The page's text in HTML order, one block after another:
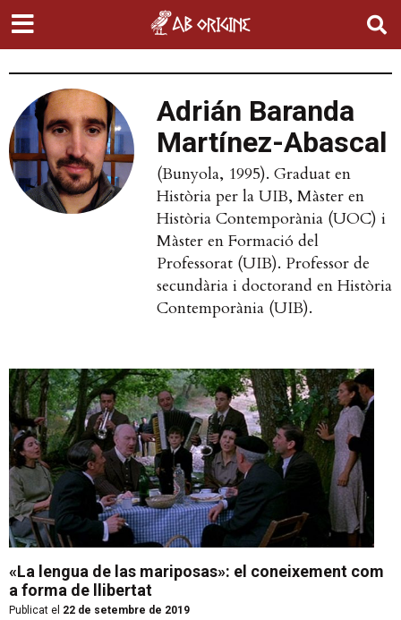
Adrián Baranda
Martínez-Abascal
(Bunyola, 1995). Graduat en
Història per la UIB, Màster en
Història Contemporània (UOC) i
Màster en Formació del
Professorat (UIB). Professor de
secundària i doctorand en Història
Contemporània (UIB).
«La lengua de las mariposas»: el coneixement com
a forma de llibertat
Publicat el 22 de setembre de 2019